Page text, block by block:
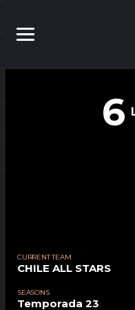
6
CURRENT TEAM
CHILE ALL STARS
SEASONS
Temporada 23